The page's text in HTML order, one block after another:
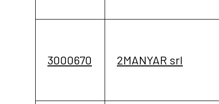
3000670 2MANYAR srl